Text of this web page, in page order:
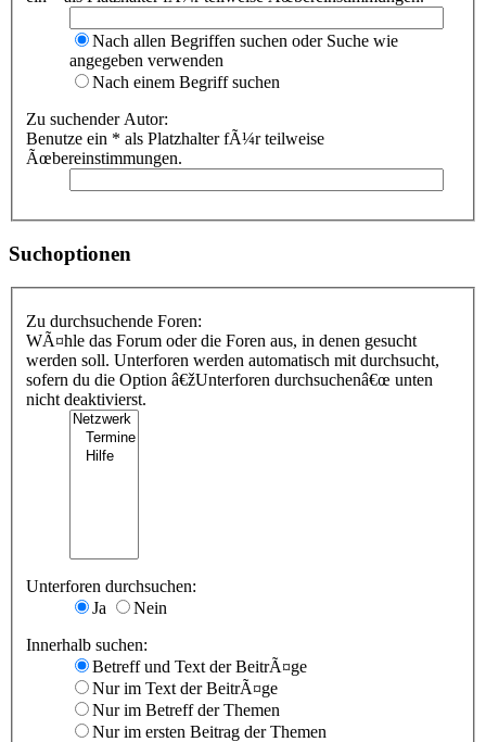
Nach allen Begriffen suchen oder Suche wie
angegeben verwenden
Nach einem Begriff suchen
Zu suchender Autor:
Benutze ein * als Platzhalter fÃ¼r teilweise
Ãœbereinstimmungen.
Suchoptionen
Zu durchsuchende Foren:
WÃ¤hle das Forum oder die Foren aus, in denen gesucht
werden soll. Unterforen werden automatisch mit durchsucht,
sofern du die Option â€žUnterforen durchsuchenâ€œ unten
nicht deaktivierst.
Unterforen durchsuchen:
Ja
Nein
Innerhalb suchen:
Betreff und Text der BeitrÃ¤ge
Nur im Text der BeitrÃ¤ge
Nur im Betreff der Themen
Nur im ersten Beitrag der Themen